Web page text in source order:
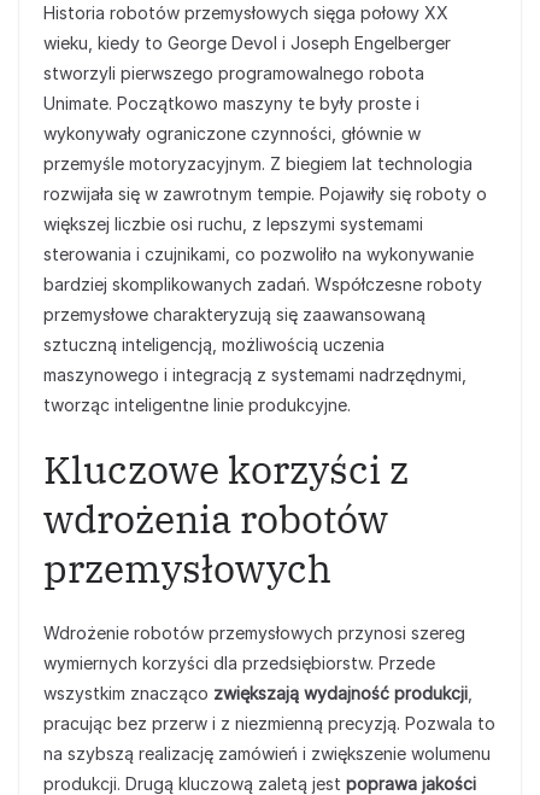
Historia robotów przemysłowych sięga połowy XX
wieku, kiedy to George Devol i Joseph Engelberger
stworzyli pierwszego programowalnego robota
Unimate. Początkowo maszyny te były proste i
wykonywały ograniczone czynności, głównie w
przemyśle motoryzacyjnym. Z biegiem lat technologia
rozwijała się w zawrotnym tempie. Pojawiły się roboty o
większej liczbie osi ruchu, z lepszymi systemami
sterowania i czujnikami, co pozwoliło na wykonywanie
bardziej skomplikowanych zadań. Współczesne roboty
przemysłowe charakteryzują się zaawansowaną
sztuczną inteligencją, możliwością uczenia
maszynowego i integracją z systemami nadrzędnymi,
tworząc inteligentne linie produkcyjne.
Kluczowe korzyści z
wdrożenia robotów
przemysłowych
Wdrożenie robotów przemysłowych przynosi szereg
wymiernych korzyści dla przedsiębiorstw. Przede
wszystkim znacząco zwiększają wydajność produkcji
pracując bez przerw i z niezmienną precyzją. Pozwala to
na szybszą realizację zamówień i zwiększenie wolumenu
produkcji. Drugą kluczową zaletą jest poprawa jakości